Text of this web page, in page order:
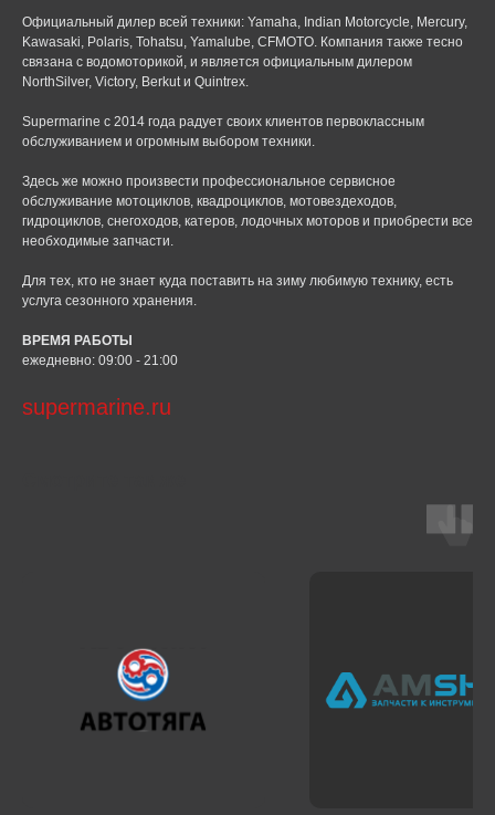
Официальный дилер всей техники: Yamaha, Indian Motorcycle, Mercury,
Kawasaki, Polaris, Tohatsu, Yamalube, CFMOTO. Компания также тесно
связана с водомоторикой, и является официальным дилером
NorthSilver, Victory, Berkut и Quintrex.
Supermarine с 2014 года радует своих клиентов первоклассным
обслуживанием и огромным выбором техники.
Здесь же можно произвести профессиональное сервисное
обслуживание мотоциклов, квадроциклов, мотовездеходов,
гидроциклов, снегоходов, катеров, лодочных моторов и приобрести все
необходимые запчасти.
Для тех, кто не знает куда поставить на зиму любимую технику, есть
услуга сезонного хранения.
ВРЕМЯ РАБОТЫ
ежедневно: 09:00 - 21:00
supermarine.ru